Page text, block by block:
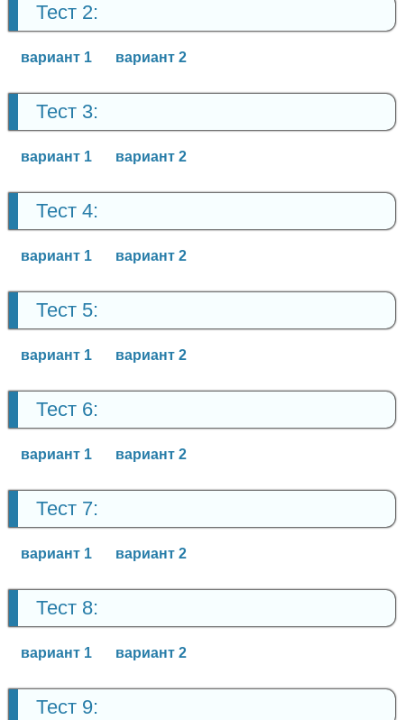
Тест 2:
вариант 1 вариант 2
Тест 3:
вариант 1 вариант 2
Тест 4:
вариант 1 вариант 2
Тест 5:
вариант 1 вариант 2
Тест 6:
вариант 1 вариант 2
Тест 7:
вариант 1 вариант 2
Тест 8:
вариант 1 вариант 2
Тест 9: